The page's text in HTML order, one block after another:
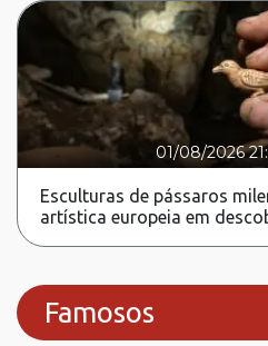
01/08/2026
Esculturas de pássaros
artística europeia em
Famosos